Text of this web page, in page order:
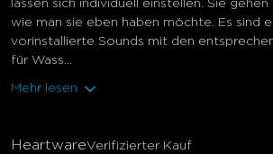
lassen sich individuell einstellen. Sie
wie man sie eben haben möchte. Es sind
vorinstallierte Sounds mit den
für Wass...
Mehr lesen
HeartwareVerifizierter Kauf